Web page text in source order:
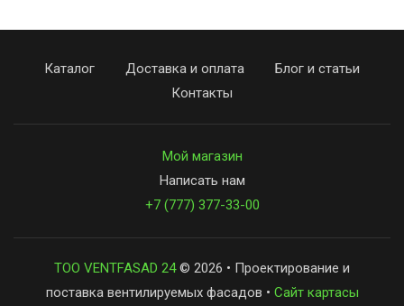
Каталог Доставка и оплата
Блог и статьи
Контакты
Мой магазин
Написать нам
+7 (777) 377-33-00
ТОО VENTFASAD 24© 2026 • Проектирование и
поставка вентилируемых фасадов • Сайт картасы